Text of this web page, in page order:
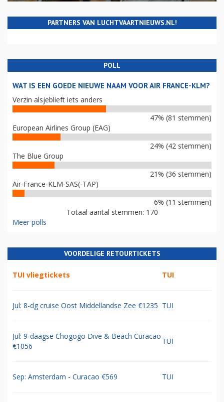
PARTNERS VAN LUCHTVAARTNIEUWS.NL!
POLL
WAT IS EEN GOEDE NIEUWE NAAM VOOR AIR FRANCE-KLM?
Verzin alsjeblieft iets anders
47% (81 stemmen)
European Airlines Group (EAG)
24% (42 stemmen)
The Blue Group
21% (36 stemmen)
Air-France-KLM-SAS(-TAP)
6% (11 stemmen)
Totaal aantal stemmen: 170
Meer polls
VOORDELIGE RETOURTICKETS
TUI vliegtickets TUI
Jul: 8-dg cruise Oost Middellandse Zee €1235 TUI
Jul: 9-daagse Chogogo Dive & Beach Curacao
€1056
TUI
Sep: Amsterdam - Curacao €569 TUI